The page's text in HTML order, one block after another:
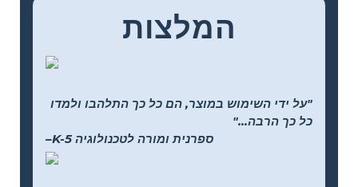
המלצות
"על ידי השימוש במוצר, הם כל כך התלהבו ולמדו
כל כך הרבה..."
–K-5 ספרנית ומורה לטכנולוגיה